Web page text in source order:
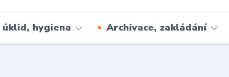
hygiena Archivace, zakládání